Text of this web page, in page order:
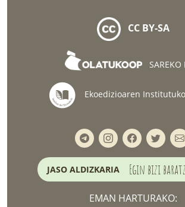
CC BY-SA
SAREKO
Ekoedizioaren
JASO ALDIZKARIA Egin bizi
EMAN HARTURAKO: